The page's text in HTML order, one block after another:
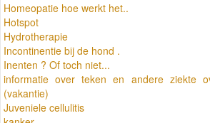
Homeopatie hoe werkt het..
Hotspot
Hydrotherapie
Incontinentie bij de hond .
Inenten ? Of toch niet...
informatie over teken en andere ziekte
(vakantie)
Juveniele cellulitis